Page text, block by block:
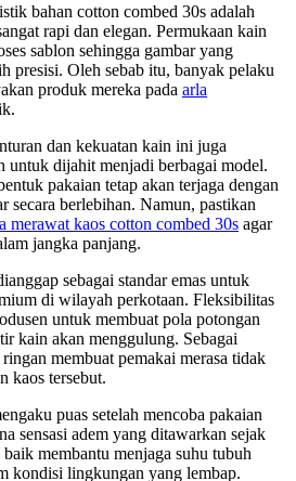
bahan cotton combed 30s adalah
rapi dan elegan. Permukaan kain
sablon sehingga gambar yang
presisi. Oleh sebab itu, banyak pelaku
produk mereka pada arla
dan kekuatan kain ini juga
untuk dijahit menjadi berbagai model.
pakaian tetap akan terjaga dengan
secara berlebihan. Namun, pastikan
merawat kaos cotton combed 30s agar
jangka panjang.
sebagai standar emas untuk
di wilayah perkotaan. Fleksibilitas
untuk membuat pola potongan
kain akan menggulung. Sebagai
membuat pemakai merasa tidak
kaos tersebut.
puas setelah mencoba pakaian
sensasi adem yang ditawarkan sejak
membantu menjaga suhu tubuh
kondisi lingkungan yang lembap.